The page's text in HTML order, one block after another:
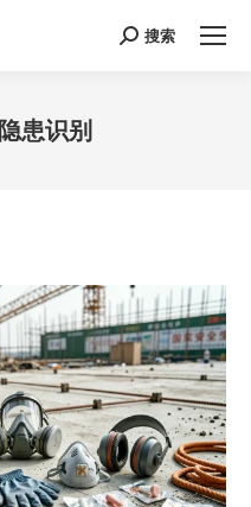
Search:
搜索
隐患识别